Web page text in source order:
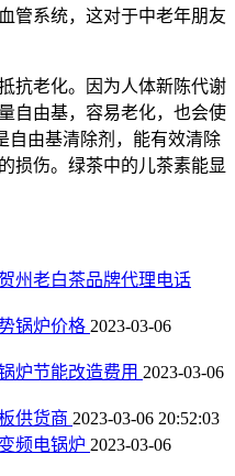
管系统，这对于中老年朋友
抗老化。因为人体新陈代谢
自由基，容易老化，也会使
自由基清除剂，能有效清除
损伤。绿茶中的儿茶素能显
州老白茶品牌代理电话
锅炉价格 2023-03-06
炉节能改造费用 2023-03-06
供货商 2023-03-06 20:52:03
频电锅炉 2023-03-06